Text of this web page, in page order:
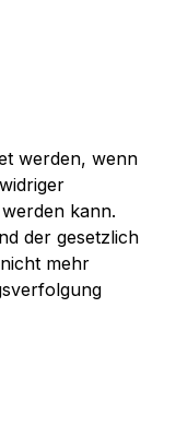
werden, wenn
kann.
der gesetzlich
mehr